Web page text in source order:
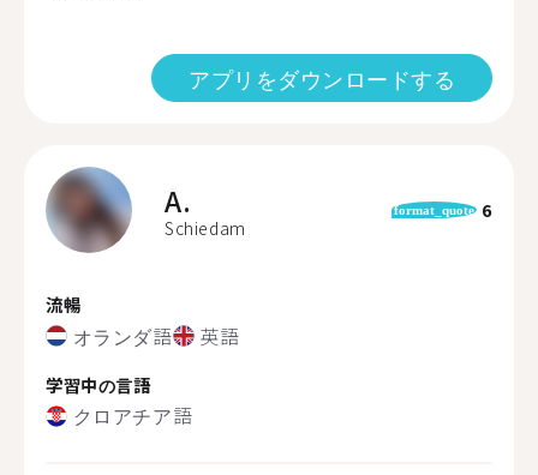
アプリをダウンロードする
A.
Schiedam
format_quote 6
流暢
オランダ語 英語
学習中の言語
クロアチア語